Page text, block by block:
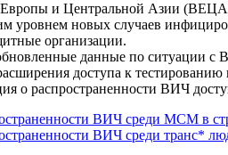
и Центральной Азии (ВЕЦА)
уровнем новых случаев
организации.
данные по ситуации с
доступа к
о распространенности ВИЧ
ВИЧ среди МСМ в
ВИЧ среди транс*